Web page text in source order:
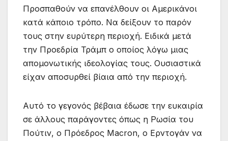
Προσπαθούν να επανέλθουν οι Αμερικάνοι
κατά κάποιο τρόπο. Να δείξουν το παρόν
τους στην ευρύτερη περιοχή. Ειδικά μετά
την Προεδρία Τράμπ ο οποίος λόγω μιας
απομονωτικής ιδεολογίας τους. Ουσιαστικά
είχαν αποσυρθεί βίαια από την περιοχή.
Αυτό το γεγονός βέβαια έδωσε την ευκαιρία
σε άλλους παράγοντες όπως η Ρωσία του
Πούτιν, ο Πρόεδρος Μacron, ο Ερντογάν να